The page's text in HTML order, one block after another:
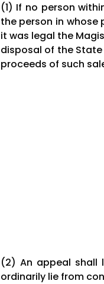
(1) If no person
the person in
it was legal the
disposal of the
proceeds of such
(2) An appeal shall
ordinarily lie from